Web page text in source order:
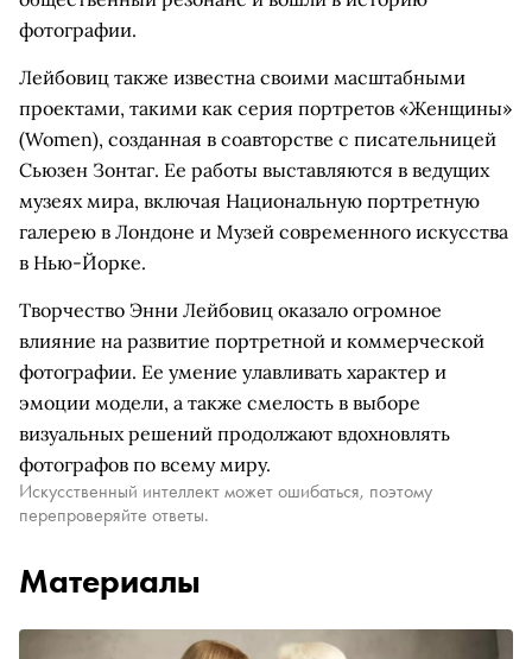
фотографии.
Лейбовиц также известна своими масштабными
проектами, такими как серия портретов «Женщины»
(Women), созданная в соавторстве с писательницей
Сьюзен Зонтаг. Ее работы выставляются в ведущих
музеях мира, включая Национальную портретную
галерею в Лондоне и Музей современного искусства
в Нью-Йорке.
Творчество Энни Лейбовиц оказало огромное
влияние на развитие портретной и коммерческой
фотографии. Ее умение улавливать характер и
эмоции модели, а также смелость в выборе
визуальных решений продолжают вдохновлять
фотографов по всему миру.
Искусственный интеллект может ошибаться, поэтому
перепроверяйте ответы.
Материалы